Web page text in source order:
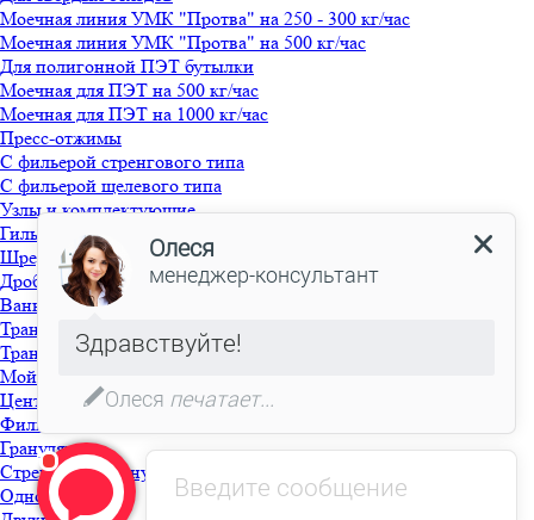
Моечная линия УМК "Протва" на 250 - 300 кг/час
Моечная линия УМК "Протва" на 500 кг/час
Для полигонной ПЭТ бутылки
Моечная для ПЭТ на 500 кг/час
Моечная для ПЭТ на 1000 кг/час
Пресс-отжимы
С фильерой стренгового типа
С фильерой щелевого типа
Узлы и комплектующие
Гильотина
Шредер
Дробилка моющая
Ванна флотационная с выгружным шнеком
Транспортер фрикционный
Транспортер шнековый
Мойка фрикционная
Центрифуга
Фильтр для моющей линии
Грануляция
Стренговые грануляторы
Однокаскадные
Введите сообщение
Олесяпечатает...